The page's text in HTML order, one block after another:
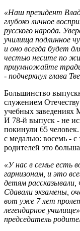
«Наш президент
глубоко личное
русского народа.
училища подлинное
и оно всегда будет
честью несите по
приумножайте
- подчеркнул глава
Большинство
служением
учебных
И 78‑й выпуск - не
покинули 65
с медалью: восемь - с
родителей это
«У нас в семье есть
гарнизонам, и это
детям рассказывали,
Сдавали экзамены,
вот уже 7 лет
легендарное
председатель